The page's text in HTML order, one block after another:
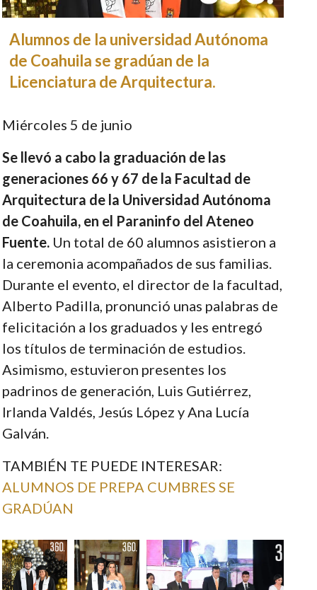
Alumnos de la universidad Autónoma
de Coahuila se gradúan de la
Licenciatura de Arquitectura.
Miércoles 5 de junio
Se llevó a cabo la graduación de las
generaciones 66 y 67 de la Facultad de
Arquitectura de la Universidad Autónoma
de Coahuila, en el Paraninfo del Ateneo
Fuente.Un total de 60 alumnos asistieron a
la ceremonia acompañados de sus familias.
Durante el evento, el director de la facultad,
Alberto Padilla, pronunció unas palabras de
felicitación a los graduados y les entregó
los títulos de terminación de estudios.
Asimismo, estuvieron presentes los
padrinos de generación, Luis Gutiérrez,
Irlanda Valdés, Jesús López y Ana Lucía
Galván.
TAMBIÉN TE PUEDE INTERESAR:
ALUMNOS DE PREPA CUMBRES SE
GRADÚAN